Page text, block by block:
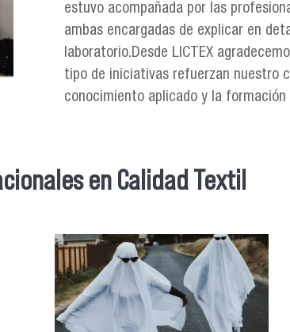
estuvo acompañada por las
ambas encargadas de explicar en
laboratorio.Desde LICTEX
tipo de iniciativas refuerzan nuestro
conocimiento aplicado y la
en Calidad Textil